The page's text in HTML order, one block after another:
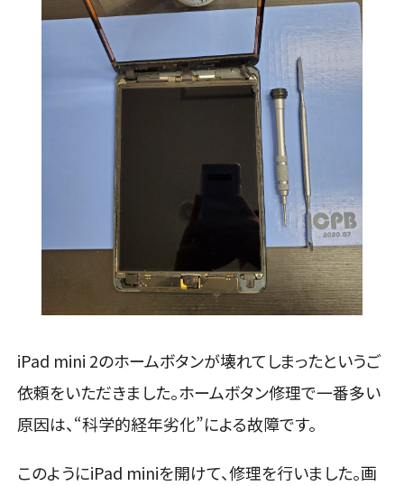
iPad mini 2のホームボタンが壊れてしまったというご
依頼をいただきました。ホームボタン修理で一番多い
原因は、“科学的経年劣化”による故障です。
このようにiPad miniを開けて、修理を行いました。画